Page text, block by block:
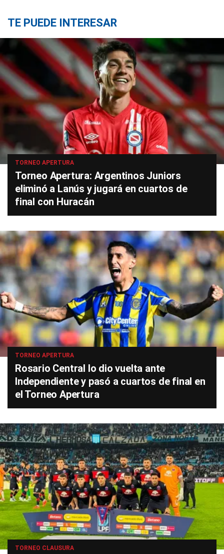
TE PUEDE INTERESAR
TORNEO APERTURA
Torneo Apertura: Argentinos Juniors
eliminó a Lanús y jugará en cuartos de
final con Huracán
TORNEO APERTURA
Rosario Central lo dio vuelta ante
Independiente y pasó a cuartos de final en
el Torneo Apertura
TORNEO CLAUSURA